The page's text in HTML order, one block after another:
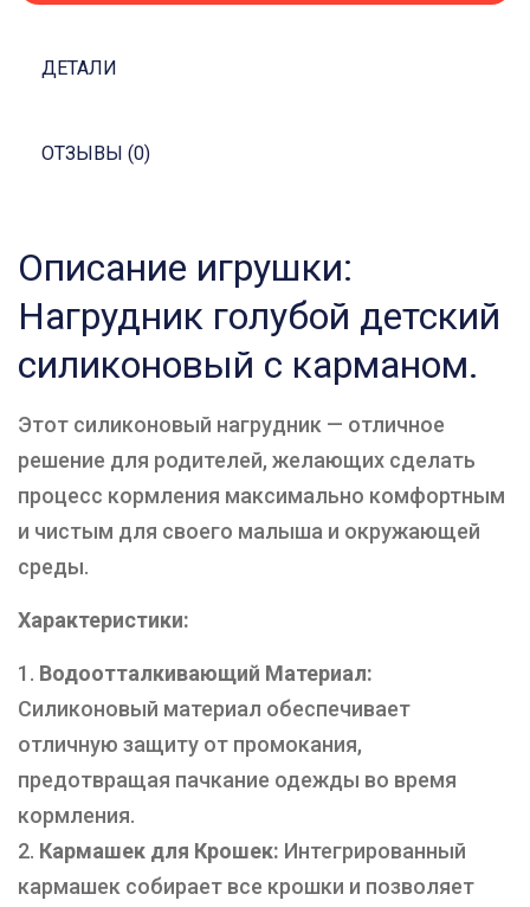
ДЕТАЛИ
ОТЗЫВЫ (0)
Описание игрушки:
Нагрудник голубой детский
силиконовый с карманом.
Этот силиконовый нагрудник — отличное
решение для родителей, желающих сделать
процесс кормления максимально комфортным
и чистым для своего малыша и окружающей
среды.
Характеристики:
Водоотталкивающий Материал:
Силиконовый материал обеспечивает
отличную защиту от промокания,
предотвращая пачкание одежды во время
кормления.
Кармашек для Крошек: Интегрированный
кармашек собирает все крошки и позволяет